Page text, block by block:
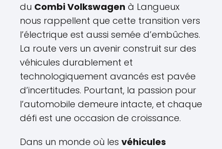
du Combi Volkswagen à Langueux
nous rappellent que cette transition vers
l’électrique est aussi semée d’embûches.
La route vers un avenir construit sur des
véhicules durablement et
technologiquement avancés est pavée
d’incertitudes. Pourtant, la passion pour
l’automobile demeure intacte, et chaque
défi est une occasion de croissance.
Dans un monde où les véhicules